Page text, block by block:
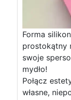
Forma
prostokątny
swoje
mydło!
Połącz
własne,